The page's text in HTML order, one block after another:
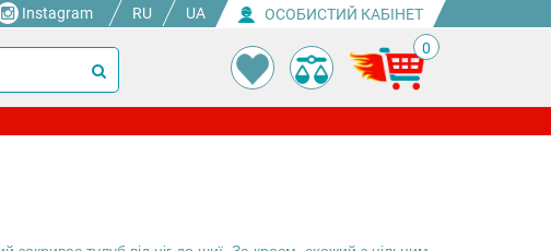
Instagram RU UA ОСОБИСТИЙ КАБІНЕТ
0